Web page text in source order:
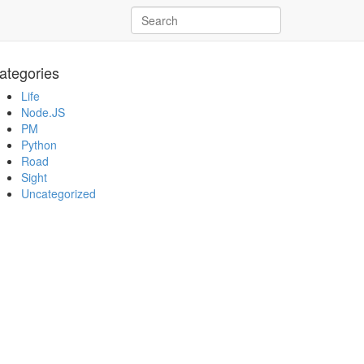
Life
Node.JS
PM
Python
Road
Sight
Uncategorized